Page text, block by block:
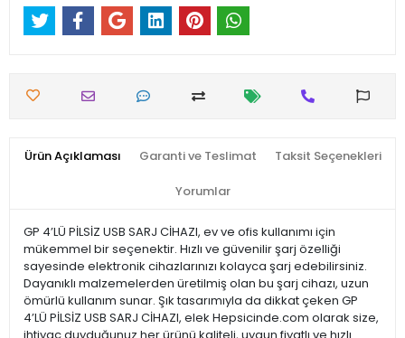
Ürün Açıklaması Garanti ve Teslimat Taksit Seçenekleri
Yorumlar
GP 4’LÜ PİLSİZ USB SARJ CİHAZI, ev ve ofis kullanımı için
mükemmel bir seçenektir. Hızlı ve güvenilir şarj özelliği
sayesinde elektronik cihazlarınızı kolayca şarj edebilirsiniz.
Dayanıklı malzemelerden üretilmiş olan bu şarj cihazı, uzun
ömürlü kullanım sunar. Şık tasarımıyla da dikkat çeken GP
4’LÜ PİLSİZ USB SARJ CİHAZI, elek Hepsicinde.com olarak size,